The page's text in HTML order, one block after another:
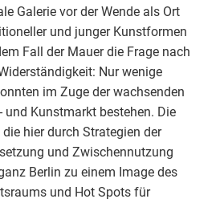
Galerie vor der Wende als Ort
und junger Kunstformen
Fall der Mauer die Frage nach
Nur wenige
im Zuge der wachsenden
Kunstmarkt bestehen. Die
hier durch Strategien der
und Zwischennutzung
Berlin zu einem Image des
und Hot Spots für